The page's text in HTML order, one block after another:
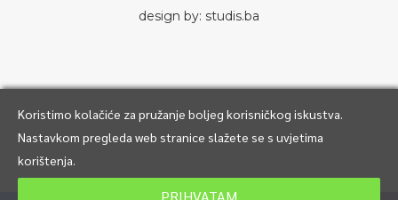
design by: studis.ba
Koristimo kolačiće za pružanje boljeg korisničkog iskustva.
Nastavkom pregleda web stranice slažete se s uvjetima
korištenja.
PRIHVATAM